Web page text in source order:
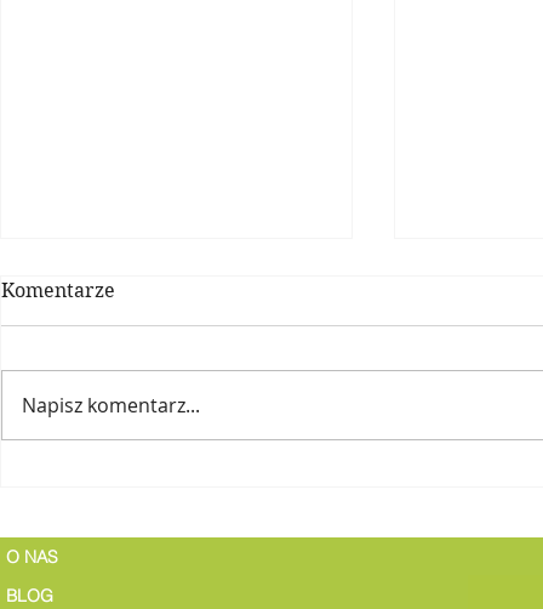
Candida albicans
Komentarze
Napisz komentarz...
O NAS
BLOG